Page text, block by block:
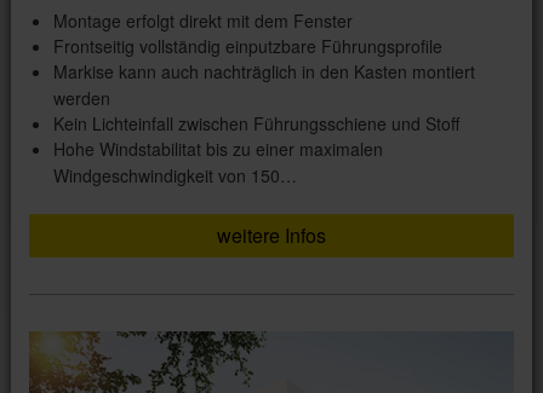
Montage erfolgt direkt mit dem Fenster
Frontseitig vollständig einputzbare Führungsprofile
Markise kann auch nachträglich in den Kasten montiert
werden
Kein Lichteinfall zwischen Führungsschiene und Stoff
Hohe Windstabilitat bis zu einer maximalen
Windgeschwindigkeit von 150…
weitere Infos